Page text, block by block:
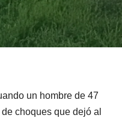
un hombre de 47
choques que dejó al